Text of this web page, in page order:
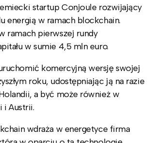
startup Conjoule rozwijający
energią w ramach blockchain.
ramach pierwszej rundy
w sumie 4,5 mln euro.
komercyjną wersję swojej
roku, udostępniając ją na razie
a być może również w
i Austrii.
wdraża w energetyce firma